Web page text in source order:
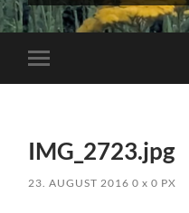
Mobile-
Menü
IMG_2723.jpg
23. AUGUST 2016 0x 0 PX